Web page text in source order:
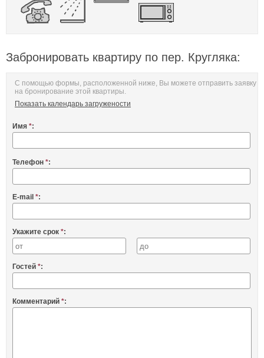
Забронировать квартиру по пер. Кругляка:
С помощью формы, расположенной ниже, Вы можете отправить заявку
на бронирование этой квартиры.
Показать календарь загружености
Имя *:
Телефон *:
E-mail *:
Укажите срок *:
Гостей *:
Комментарий *: